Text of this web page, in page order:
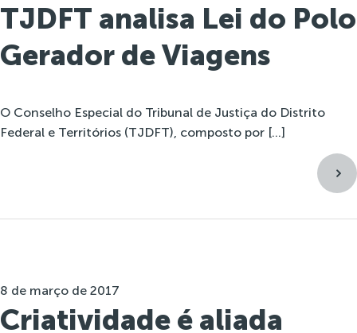
TJDFT analisa Lei do Polo
Gerador de Viagens
O Conselho Especial do Tribunal de Justiça do Distrito
Federal e Territórios (TJDFT), composto por […]
8 de março de 2017
Criatividade é aliada